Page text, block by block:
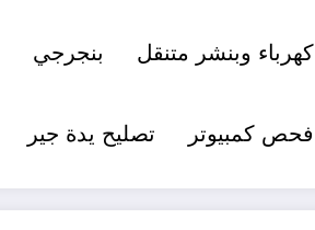
كهرباء وبنشر متنقل بنجرجي
فحص كمبيوتر تصليح يدة جير